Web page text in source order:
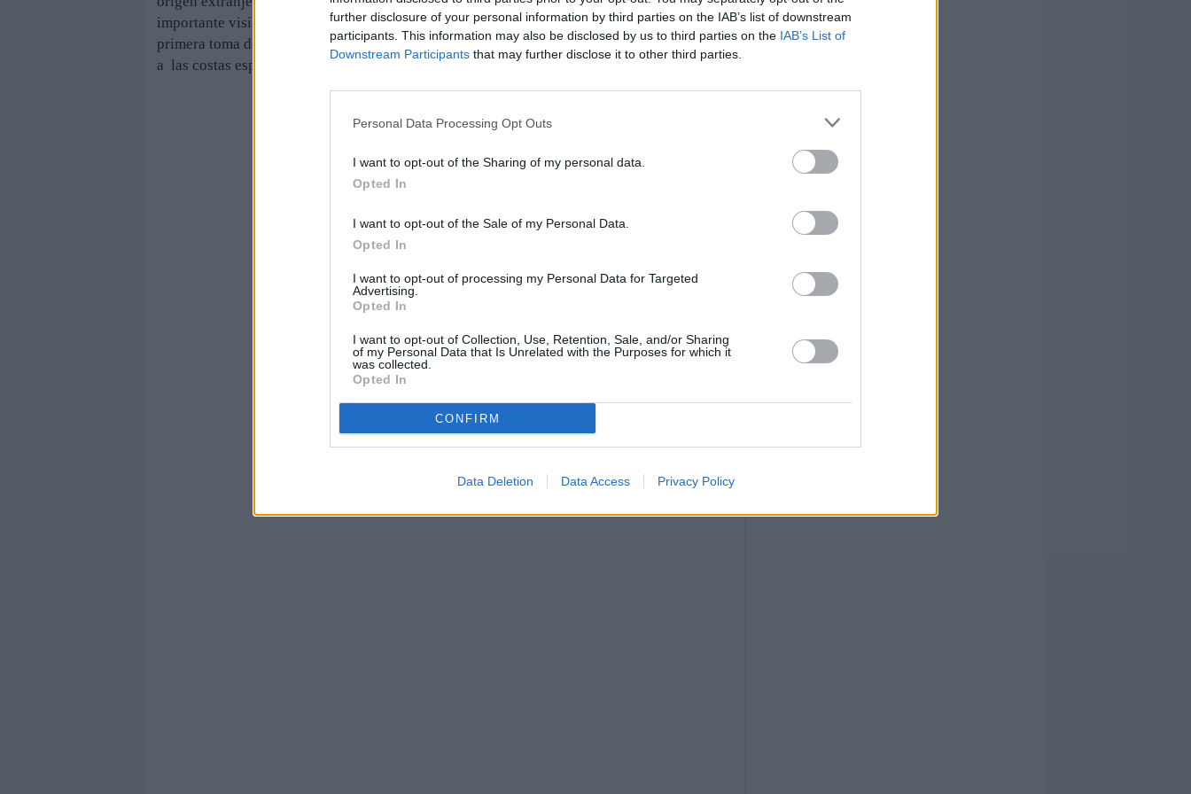
further disclosure of your personal information by third parties on the IAB’s list of downstream
participants. This information may also be disclosed by us to third parties on the IAB’s List of
Downstream Participants that may further disclose it to other third parties.
Personal Data Processing Opt Outs
I want to opt-out of the Sharing of my personal data.
Opted In
I want to opt-out of the Sale of my Personal Data.
Opted In
I want to opt-out of processing my Personal Data for Targeted
Advertising.
Opted In
I want to opt-out of Collection, Use, Retention, Sale, and/or Sharing
of my Personal Data that Is Unrelated with the Purposes for which it
was collected.
Opted In
CONFIRM
Data Deletion Data Access Privacy Policy
importante visibilizar el trabajo que están haciendo estas organizaciones, que son la
primera toma de contacto con el drama que están viviendo las personas que intentan llegar
a las costas españolas".